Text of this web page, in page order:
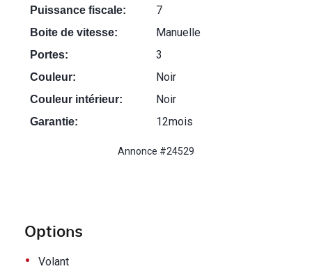
Options
• Volant
Puissance fiscale: 7
Boite de vitesse: Manuelle
Portes: 3
Couleur: Noir
Couleur intérieur: Noir
Garantie: 12mois
Annonce #24529